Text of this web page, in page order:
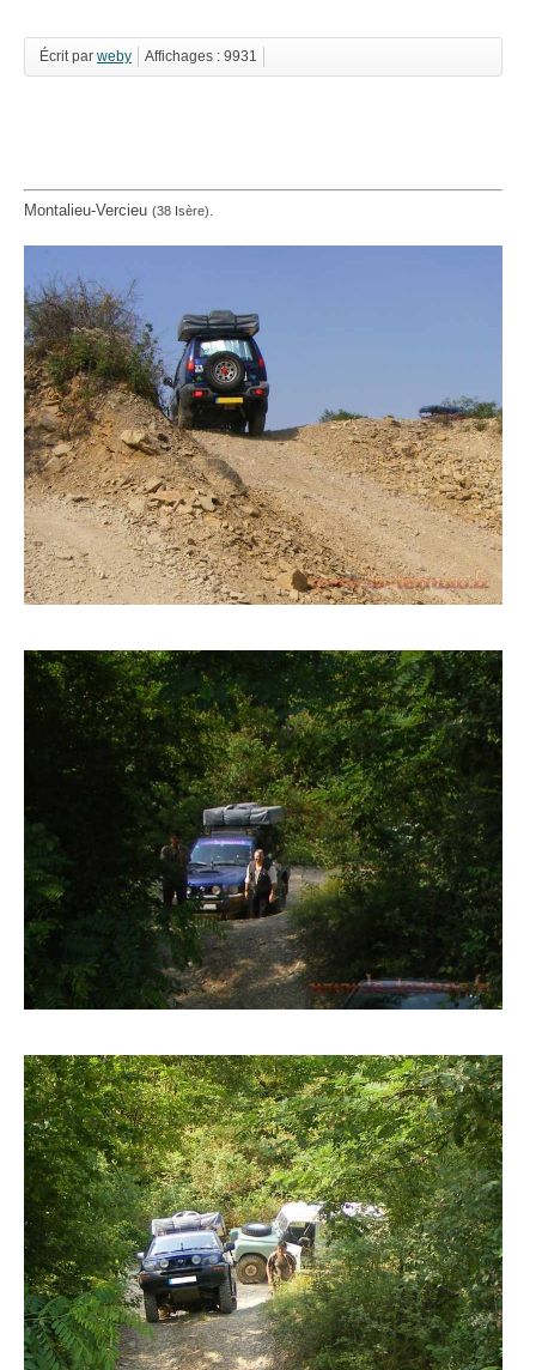
Écrit par weby Affichages : 9931
Montalieu-Vercieu (38 Isère).